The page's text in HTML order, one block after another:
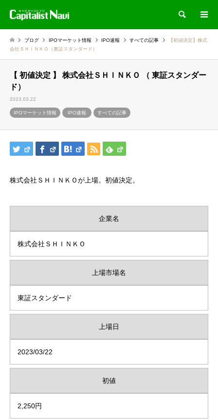
検索
ブログ IPOマーケット情報 IPO速報 すべての記事
【初値決定】株式
会社ＳＨＩＮＫＯ（東証スタンダード）
【 初値決定 】 株式会社ＳＨＩＮＫＯ （ 東証スタンダー
ド）
2023.03.22
IPOマーケット情報 IPO速報 すべての記事
株式会社ＳＨＩＮＫＯが上場。初値決定。
企業名
株式会社ＳＨＩＮＫＯ
上場市場名
東証スタンダード
上場日
2023/03/22
初値
2,250円